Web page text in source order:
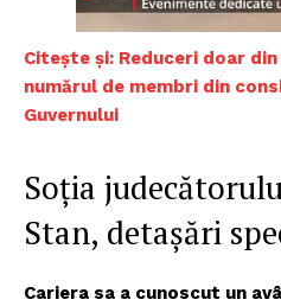
Citește și: Reduceri doar
numărul de membri din
Guvernului
Soția
Stan, detașări
Cariera sa a cunoscut un